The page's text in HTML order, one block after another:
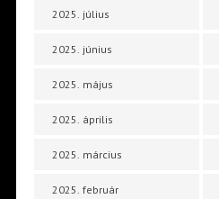
2025. július
2025. június
2025. május
2025. április
2025. március
2025. február